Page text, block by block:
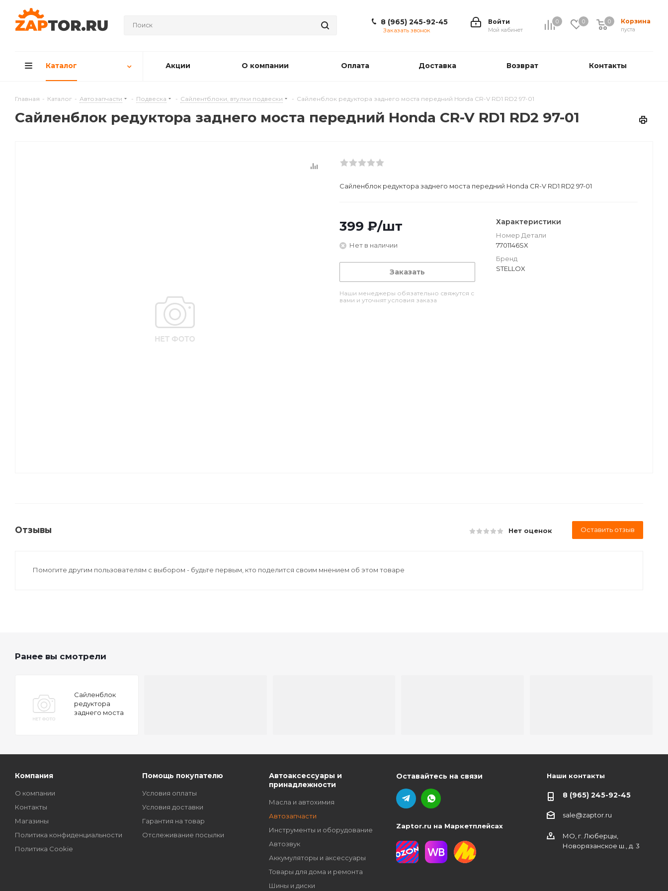
0 0 Корзина
0
пуста
0
Войти
Мой кабинет
8 (965) 245-92-45
Заказать звонок
Каталог Акции О компании Оплата Доставка Возврат Контакты
Главная - Каталог - Автозапчасти - Подвеска - Сайлентблоки, втулки подвески - Сайленблок редуктора заднего моста передний Honda CR-V RD1 RD2 97-01
Сайленблок редуктора заднего моста передний Honda CR-V RD1 RD2 97-01
Сайленблок редуктора заднего моста передний Honda CR-V RD1 RD2 97-01
399 ₽/шт
Нет в наличии
Заказать
Наши менеджеры обязательно свяжутся с
вами и уточнят условия заказа
Характеристики
Номер Детали
7701146SX
Бренд
STELLOX
Отзывы Нет оценок Оставить отзыв
Помогите другим пользователям с выбором - будьте первым, кто поделится своим мнением об этом товаре
Ранее вы смотрели
Сайленблок
редуктора
заднего моста
Компания
О компании
Контакты
Магазины
Политика конфиденциальности
Политика Cookie
Помощь покупателю
Условия оплаты
Условия доставки
Гарантия на товар
Отслеживание посылки
Автоаксессуары и
принадлежности
Масла и автохимия
Автозапчасти
Инструменты и оборудование
Автозвук
Аккумуляторы и аксессуары
Товары для дома и ремонта
Шины и диски
Оставайтесь на связи
Zaptor.ru на Маркетплейсах
Наши контакты
8 (965) 245-92-45
sale@zaptor.ru
МО, г. Люберцы,
Новорязанское ш., д. 3